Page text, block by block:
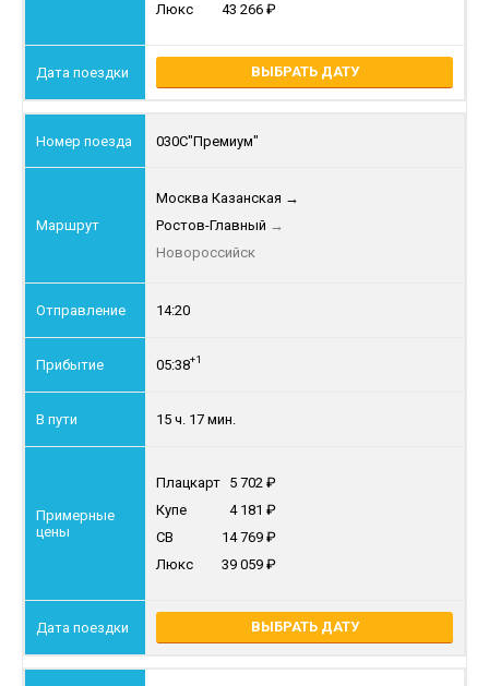
Люкс
43 266
ВЫБРАТЬ ДАТУ
030С"Премиум"
Москва Казанская →
Ростов-Главный →
Новороссийск
14:20
05:38+1
15 ч. 17 мин.
Плацкарт 5 702
Купе
4 181
СВ
14 769
Люкс
39 059
ВЫБРАТЬ ДАТУ